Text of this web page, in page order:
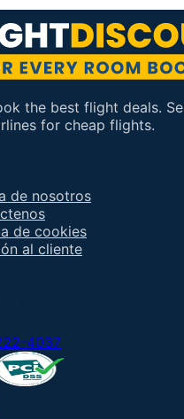
the best flight deals.
for cheap flights.
de nosotros
de cookies
al cliente
4037